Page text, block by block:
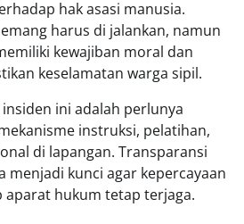
hak asasi manusia.
harus di jalankan, namun
kewajiban moral dan
keselamatan warga sipil.
ini adalah perlunya
instruksi, pelatihan,
di lapangan. Transparansi
menjadi kunci agar kepercayaan
aparat hukum tetap terjaga.